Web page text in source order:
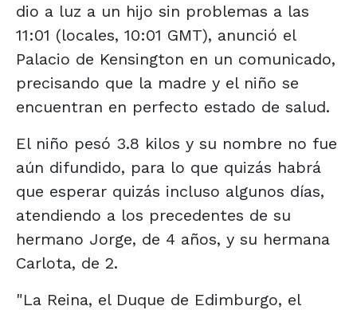
dio a luz a un hijo sin problemas a las
11:01 (locales, 10:01 GMT), anunció el
Palacio de Kensington en un comunicado,
precisando que la madre y el niño se
encuentran en perfecto estado de salud.
El niño pesó 3.8 kilos y su nombre no fue
aún difundido, para lo que quizás habrá
que esperar quizás incluso algunos días,
atendiendo a los precedentes de su
hermano Jorge, de 4 años, y su hermana
Carlota, de 2.
"La Reina, el Duque de Edimburgo, el